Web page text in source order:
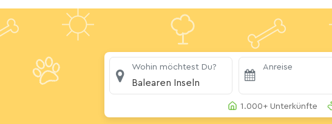
Wohin möchtest Du?
Balearen Inseln
Anreise
1.000+ Unterkünfte